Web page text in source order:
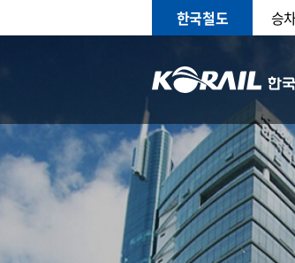
한국철도 승
CEO